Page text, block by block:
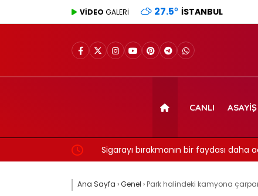
VİDEO GALERİ 27.5° İSTANBUL
CANLI ASAYIŞ
Sigarayı bırakmanın bir faydası daha
Ana Sayfa ›Genel › Park halindeki kamyona